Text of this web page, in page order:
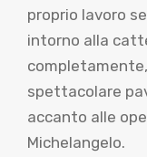
proprio lavoro
intorno alla
spettacolare
accanto alle
Michelangelo.